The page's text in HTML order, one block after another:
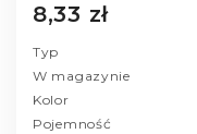
8,33 zł
Typ
W magazynie
Kolor
Pojemność